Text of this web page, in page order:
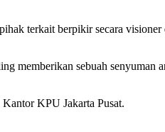
terkait berpikir secara
memberikan sebuah senyuman
KPU Jakarta Pusat.